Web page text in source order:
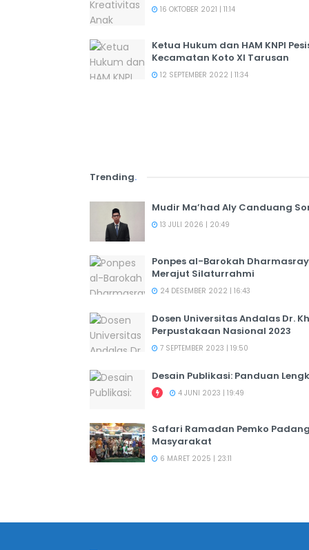
16 OKTOBER 2021 | 11:14
Ketua Hukum dan HAM KNPI
Kecamatan Koto XI Tarusan
12 SEPTEMBER 2022 | 11:34
Trending.
Mudir Ma’had Aly Canduang
13 JULI 2026 | 20:49
Ponpes al-Barokah
Merajut Silaturrahmi
24 DESEMBER 2022 | 16:43
Dosen Universitas Andalas Dr.
Perpustakaan Nasional 2023
7 SEPTEMBER 2023 | 19:50
Desain Publikasi: Panduan
4 JUNI 2023 | 19:49
Safari Ramadan Pemko
Masyarakat
6 MARET 2025 | 23:11